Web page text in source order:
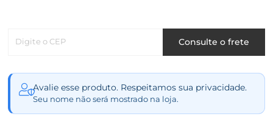
Digite o CEP Consulte o frete
Avalie esse produto. Respeitamos sua privacidade.
Seu nome não será mostrado na loja.